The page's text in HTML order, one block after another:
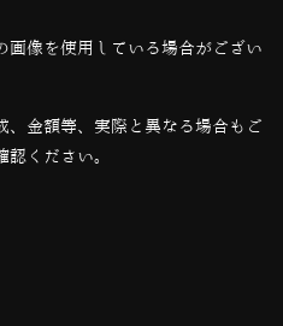
像を使用している場合がござい
金額等、実際と異なる場合もご
ください。